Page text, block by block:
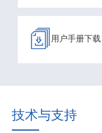
用户手册下载
技术与支持